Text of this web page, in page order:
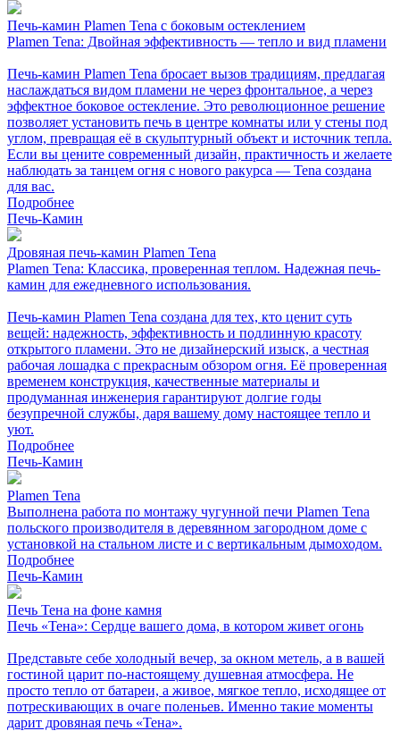
Печь-камин Plamen Tena с боковым остеклением
Plamen Tena: Двойная эффективность — тепло и вид пламени
Печь-камин Plamen Tena бросает вызов традициям, предлагая
наслаждаться видом пламени не через фронтальное, а через
эффектное боковое остекление. Это революционное решение
позволяет установить печь в центре комнаты или у стены под
углом, превращая её в скульптурный объект и источник тепла.
Если вы цените современный дизайн, практичность и желаете
наблюдать за танцем огня с нового ракурса — Tena создана
для вас.
Подробнее
Печь-Камин
Дровяная печь-камин Plamen Tena
Plamen Tena: Классика, проверенная теплом. Надежная печь-
камин для ежедневного использования.
Печь-камин Plamen Tena создана для тех, кто ценит суть
вещей: надежность, эффективность и подлинную красоту
открытого пламени. Это не дизайнерский изыск, а честная
рабочая лошадка с прекрасным обзором огня. Её проверенная
временем конструкция, качественные материалы и
продуманная инженерия гарантируют долгие годы
безупречной службы, даря вашему дому настоящее тепло и
уют.
Подробнее
Печь-Камин
Plamen Tena
Выполнена работа по монтажу чугунной печи Plamen Tena
польского производителя в деревянном загородном доме с
установкой на стальном листе и с вертикальным дымоходом.
Подробнее
Печь-Камин
Печь Тена на фоне камня
Печь «Тена»: Сердце вашего дома, в котором живет огонь
Представьте себе холодный вечер, за окном метель, а в вашей
гостиной царит по-настоящему душевная атмосфера. Не
просто тепло от батареи, а живое, мягкое тепло, исходящее от
потрескивающих в очаге поленьев. Именно такие моменты
дарит дровяная печь «Тена».